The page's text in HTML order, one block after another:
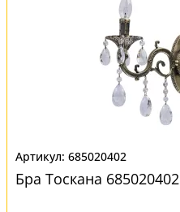
685020402
Бра Тоскана 685020402